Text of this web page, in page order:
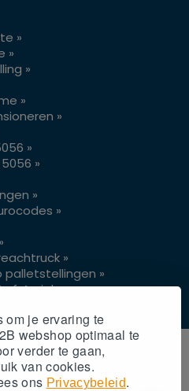
om je ervaring te
webshop optimaal te
verder te gaan,
van cookies.
ons Privacybeleid.
»
»
»
»
»
»
»
»
»
»
»
4 wielen »